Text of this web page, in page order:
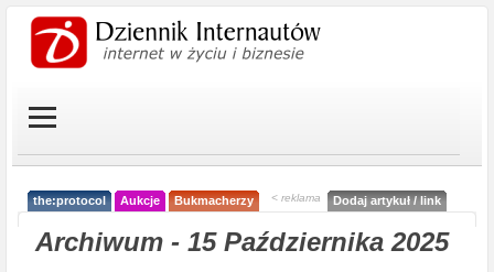
the:protocol Aukcje Bukmacherzy < reklama Dodaj artykuł / link
Archiwum - 15 Października 2025